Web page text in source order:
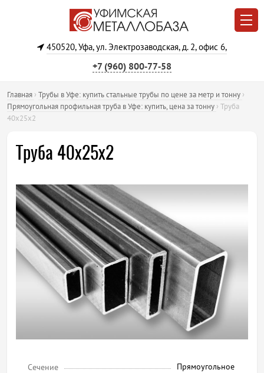
450520, Уфа, ул. Электрозаводская, д. 2, офис 6,
+7 (960) 800‐77‐58
Главная › Трубы в Уфе: купить стальные трубы по цене за метр и тонну ›
Прямоугольная профильная труба в Уфе: купить, цена за тонну › Труба
40х25х2
Труба 40х25х2
Сечение
Прямоугольное